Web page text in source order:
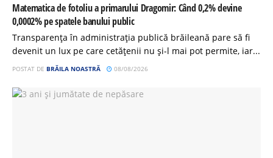
Matematica de fotoliu a primarului Dragomir: Când 0,2% devine
0,0002% pe spatele banului public
Transparența în administrația publică brăileană pare să fi
devenit un lux pe care cetățenii nu și-l mai pot permite, iar...
POSTAT DE BRĂILA NOASTRĂ 08/08/2026